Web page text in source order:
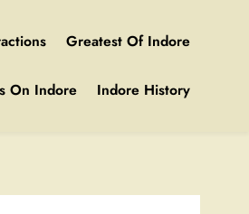
Greatest Of Indore
On Indore Indore History